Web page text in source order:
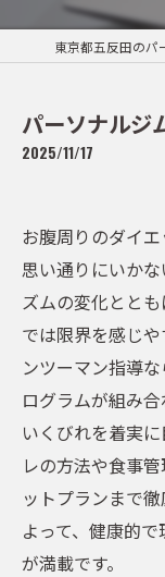
パーソナルジ
2025/11/17
お腹周りのダイ
思い通りにいか
ズムの変化とと
では限界を感じ
ンツーマン指導
ログラムが組み
いくびれを着実
レの方法や食事
ットプランまで
よって、健康的
が満載です。